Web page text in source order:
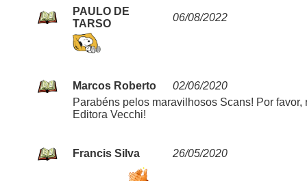
PAULO DE
TARSO
06/08/2022
Marcos Roberto
02/06/2020
Parabéns pelos maravilhosos Scans! Por
Editora Vecchi!
Francis Silva 26/05/2020